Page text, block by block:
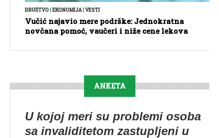
DRUŠTVO|EKONOMIJA|VESTI
Vučić najavio mere podrške: Jednokratna
novčana pomoć, vaučeri i niže cene lekova
ANKETA
U kojoj meri su problemi osoba
sa invaliditetom zastupljeni u